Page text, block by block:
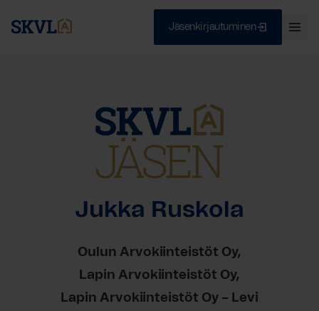
Jäsenkirjautuminen
Jukka Ruskola
Oulun Arvokiinteistöt Oy
Lapin Arvokiinteistöt Oy
Lapin Arvokiinteistöt Oy – Levi